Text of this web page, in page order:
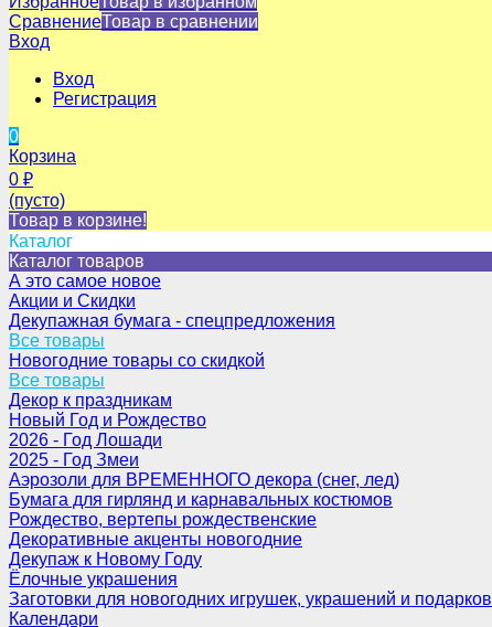
СравнениеТовар в сравнении
Вход
Вход
Регистрация
0
Корзина
0 ₽
(пусто)
Товар в корзине!
Каталог
Каталог товаров
А это самое новое
Акции и Скидки
Декупажная бумага - спецпредложения
Все товары
Новогодние товары со скидкой
Все товары
Декор к праздникам
Новый Год и Рождество
2026 - Год Лошади
2025 - Год Змеи
Аэрозоли для ВРЕМЕННОГО декора (снег, лед)
Бумага для гирлянд и карнавальных костюмов
Рождество, вертепы рождественские
Декоративные акценты новогодние
Декупаж к Новому Году
Ёлочные украшения
Заготовки для новогодних игрушек, украшений и подарков
Календари